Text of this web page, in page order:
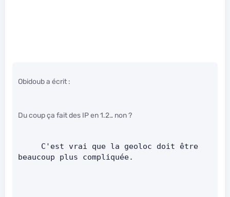
Obidoub a écrit :
Du coup ça fait des IP en 1.2.. non ?
beaucoup plus compliquée.